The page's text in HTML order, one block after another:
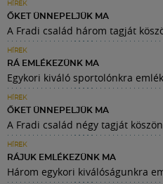
HÍREK
ŐKET ÜNNEPELJÜK MA
A Fradi család három tagját
HÍREK
RÁ EMLÉKEZÜNK MA
Egykori kiváló sportolónkra
HÍREK
ŐKET ÜNNEPELJÜK MA
A Fradi család négy tagját
HÍREK
RÁJUK EMLÉKEZÜNK MA
Három egykori kiválóságunkra